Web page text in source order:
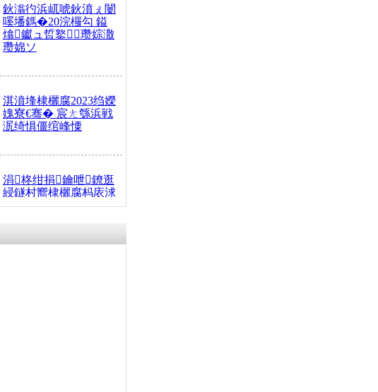
鈥滃彴浜屼唬鈥濆ぇ闄
嗘墦鎷�20浣欏勾 鎰
熻钀ュ晢鐜瓒婃潵
瓒婂ソ
淇濆埄棣欐腐2023绉嬫
媿寮€骞� 宸ㄤ綔浜戦
泦绮惧僵绾峰憟
涓柊绀捐鑰呭鐐逛
綅鐩村嚮棣欐腐杩庡浗
搴�24灏忔椂